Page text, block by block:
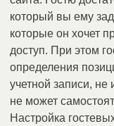
который вы ему
которые он хочет
доступ. При этом
определения
учетной записи, не
не может
Настройка